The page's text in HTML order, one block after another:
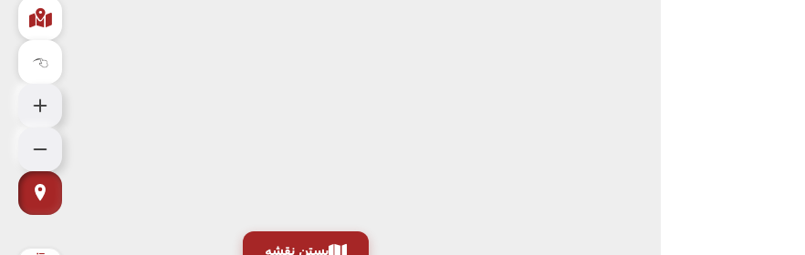
بستن نقشه